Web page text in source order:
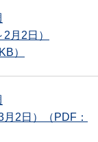
2月2日）
）
月2日）（PDF：